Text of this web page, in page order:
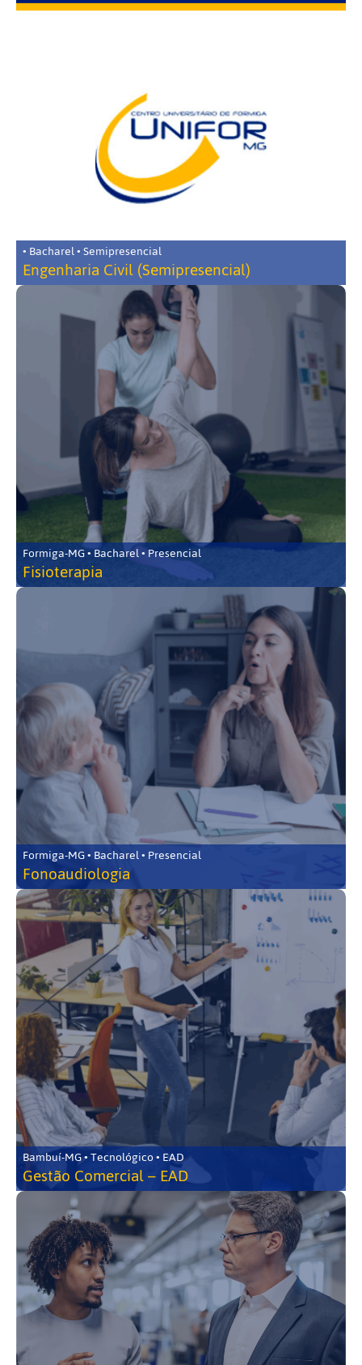
• Bacharel • Semipresencial
Engenharia Civil (Semipresencial)
Formiga-MG • Bacharel • Presencial
Fisioterapia
Formiga-MG • Bacharel • Presencial
Fonoaudiologia
Bambuí-MG • Tecnológico • EAD
Gestão Comercial – EAD